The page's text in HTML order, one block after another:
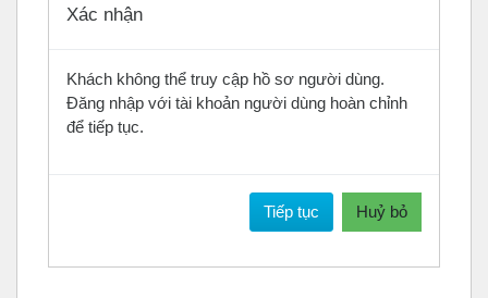
Xác nhận
Khách không thể truy cập hồ sơ người dùng.
Đăng nhập với tài khoản người dùng hoàn chỉnh
để tiếp tục.
Tiếp tục Huỷ bỏ